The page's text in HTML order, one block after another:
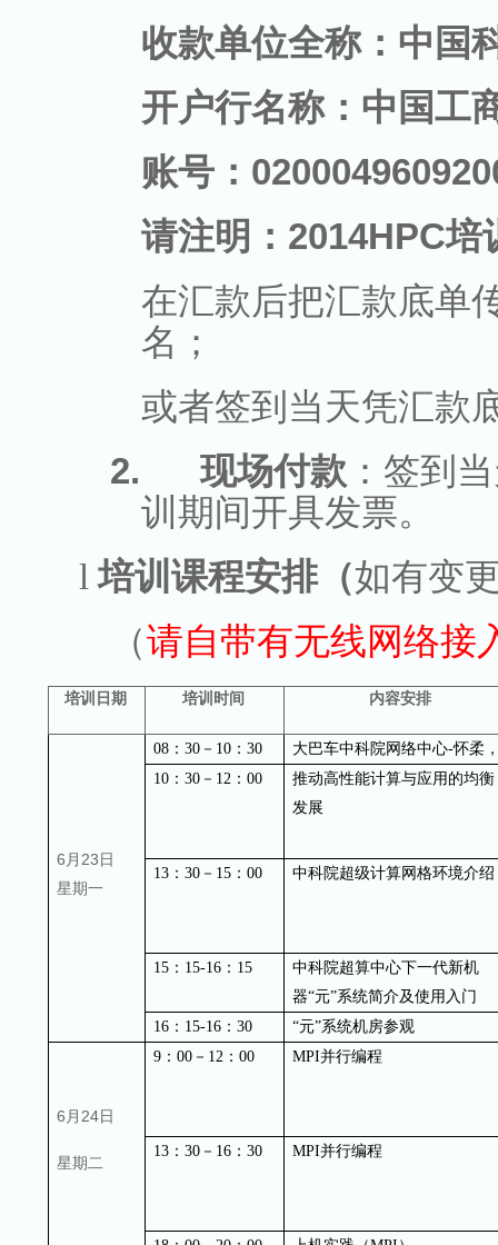
收款单位全称：中国
开户行名称：中国工
账号：
请注明： 2014HPC培
在汇款后把汇款底单
名；
或者签到当天凭汇款
2.
现场付款 ：签到
训期间开具发票。
l培训课程安排（如有变
（请自带有无线网络接
培训日期 培训时间 内容安排
6月23日
星期一
08： 30－ 10： 30 大巴车中科院网络中心-怀柔
10： 30－ 12： 00
推动高性能计算与应用的均衡
发展
13： 30－ 15： 00 中科院超级计算网格环境介绍
15： 15-16： 15
中科院超算中心下一代新机
器“元”系统简介及使用入门
16： 15-16： 30 “元”系统机房参观
6月24日
星期二
9： 00－ 12： 00 MPI并行编程
13： 30－ 16： 30 MPI并行编程